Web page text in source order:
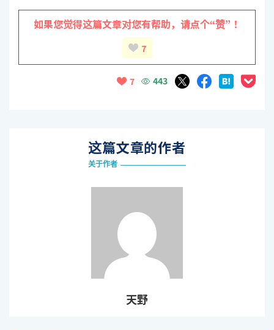
如果您觉得这篇文章对您有帮助， 请点个“赞”！
7
7 443
这篇文章的作者
关于作者
天野